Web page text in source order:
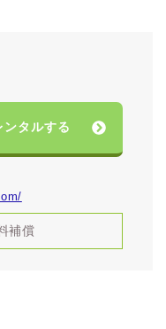
ンタルする
補償